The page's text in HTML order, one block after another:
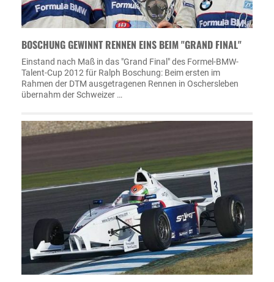
BOSCHUNG GEWINNT RENNEN EINS BEIM "GRAND FINAL"
Einstand nach Maß in das "Grand Final" des Formel-BMW-
Talent-Cup 2012 für Ralph Boschung: Beim ersten im
Rahmen der DTM ausgetragenen Rennen in Oschersleben
übernahm der Schweizer …